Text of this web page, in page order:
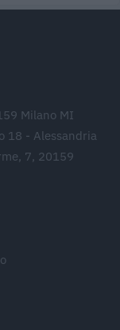
Milano MI
18 - Alessandria
7, 20159